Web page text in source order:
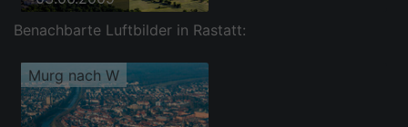
Benachbarte Luftbilder in Rastatt:
Murg nach W